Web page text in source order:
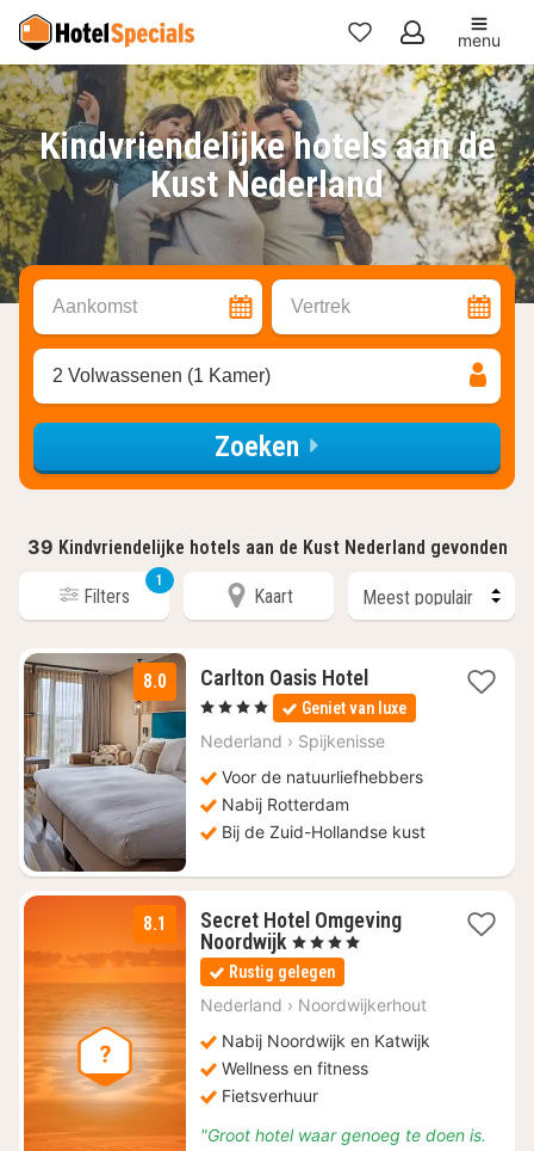
Mijn
favorieten
menu
Kindvriendelijke hotels aan de
Kust Nederland
Aankomst Vertrek
2 Volwassenen (1 Kamer)
Zoeken
39 Kindvriendelijke hotels aan de Kust Nederland gevonden
Filters
1
Kaart
8.0 Carlton Oasis Hotel1
nacht
vanaf
€
, 4 Sterren Geniet van luxe
Nederland › Spijkenisse
Voor de natuurliefhebbers
Nabij Rotterdam
Bij de Zuid-Hollandse kust
8.1
Secret Hotel Omgeving
Noordwijk 2
nachten
vanaf
€
, 4 Sterren
Rustig gelegen
Nederland › Noordwijkerhout
Nabij Noordwijk en Katwijk
Wellness en fitness
Fietsverhuur
"Groot hotel waar genoeg te doen is.